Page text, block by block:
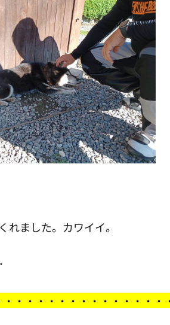
れました。カワイイ。
・・・・・・・・・・・・・・